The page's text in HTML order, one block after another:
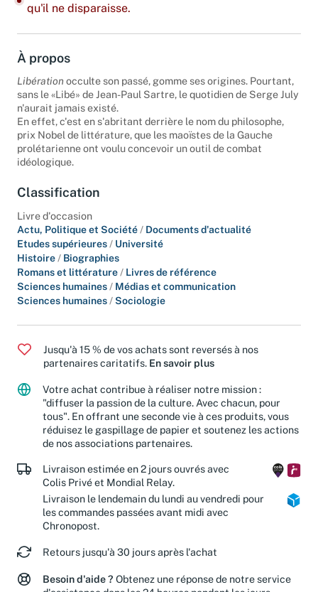
qu'il ne disparaisse.
À propos
Libération occulte son passé, gomme ses origines. Pourtant,
sans le «Libé» de Jean-Paul Sartre, le quotidien de Serge July
n'aurait jamais existé.
En effet, c'est en s'abritant derrière le nom du philosophe,
prix Nobel de littérature, que les maoïstes de la Gauche
prolétarienne ont voulu concevoir un outil de combat
idéologique.
Classification
Livre d'occasion
Actu, Politique et Société / Documents d'actualité
Etudes supérieures / Université
Histoire / Biographies
Romans et littérature / Livres de référence
Sciences humaines / Médias et communication
Sciences humaines /Sociologie
Jusqu'à 15 % de vos achats sont reversés à nos
partenaires caritatifs. En savoir plus
Votre achat contribue à réaliser notre mission :
"diffuser la passion de la culture. Avec chacun, pour
tous". En offrant une seconde vie à ces produits, vous
réduisez le gaspillage de papier et soutenez les actions
de nos associations partenaires.
Livraison estimée en 2 jours ouvrés avec
Colis Privé et Mondial Relay.
Livraison le lendemain du lundi au vendredi pour
les commandes passées avant midi avec
Chronopost.
Retours jusqu'à 30 jours après l'achat
Besoin d'aide ? Obtenez une réponse de notre service